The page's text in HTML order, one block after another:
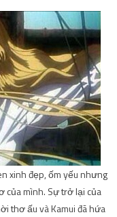
xinh đẹp, ốm yếu nhưng
của mình. Sự trở lại của
thơ ấu và Kamui đã hứa